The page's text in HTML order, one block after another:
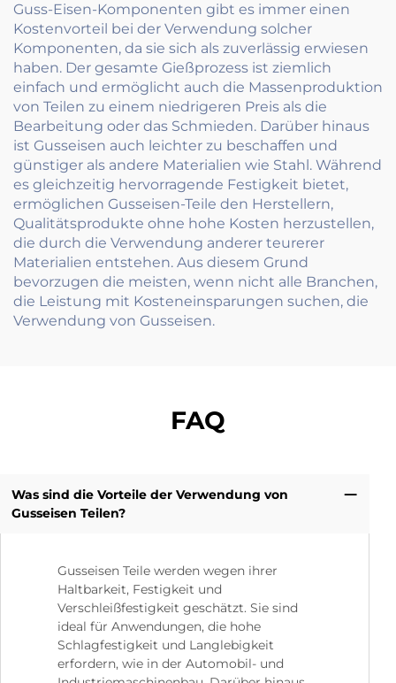
Guss-Eisen-Komponenten gibt es immer einen
Kostenvorteil bei der Verwendung solcher
Komponenten, da sie sich als zuverlässig erwiesen
haben. Der gesamte Gießprozess ist ziemlich
einfach und ermöglicht auch die Massenproduktion
von Teilen zu einem niedrigeren Preis als die
Bearbeitung oder das Schmieden. Darüber hinaus
ist Gusseisen auch leichter zu beschaffen und
günstiger als andere Materialien wie Stahl. Während
es gleichzeitig hervorragende Festigkeit bietet,
ermöglichen Gusseisen-Teile den Herstellern,
Qualitätsprodukte ohne hohe Kosten herzustellen,
die durch die Verwendung anderer teurerer
Materialien entstehen. Aus diesem Grund
bevorzugen die meisten, wenn nicht alle Branchen,
die Leistung mit Kosteneinsparungen suchen, die
Verwendung von Gusseisen.
FAQ
Was sind die Vorteile der Verwendung von
Gusseisen Teilen?
Gusseisen Teile werden wegen ihrer
Haltbarkeit, Festigkeit und
Verschleißfestigkeit geschätzt. Sie sind
ideal für Anwendungen, die hohe
Schlagfestigkeit und Langlebigkeit
erfordern, wie in der Automobil- und